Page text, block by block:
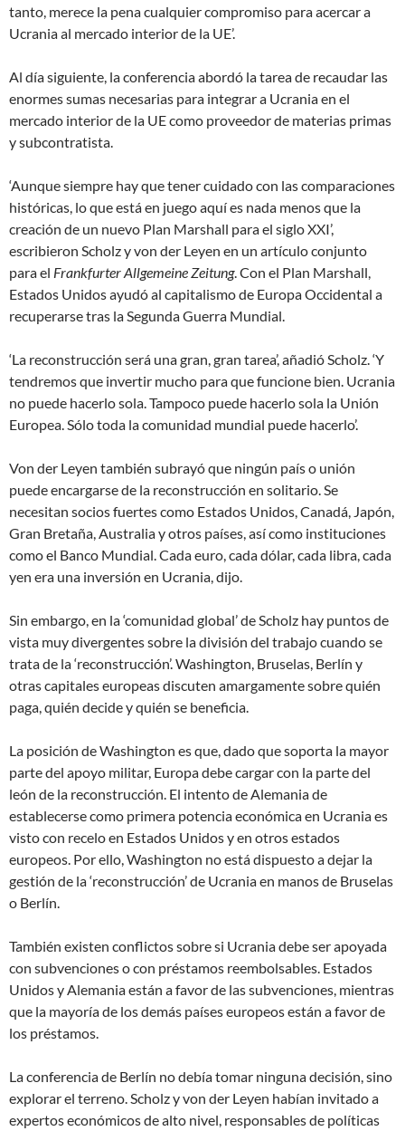
tanto, merece la pena cualquier compromiso para acercar a
Ucrania al mercado interior de la UE’.
Al día siguiente, la conferencia abordó la tarea de recaudar las
enormes sumas necesarias para integrar a Ucrania en el
mercado interior de la UE como proveedor de materias primas
y subcontratista.
‘Aunque siempre hay que tener cuidado con las comparaciones
históricas, lo que está en juego aquí es nada menos que la
creación de un nuevo Plan Marshall para el siglo XXI’,
escribieron Scholz y von der Leyen en un artículo conjunto
para el Frankfurter Allgemeine Zeitung. Con el Plan Marshall,
Estados Unidos ayudó al capitalismo de Europa Occidental a
recuperarse tras la Segunda Guerra Mundial.
‘La reconstrucción será una gran, gran tarea’, añadió Scholz. ‘Y
tendremos que invertir mucho para que funcione bien. Ucrania
no puede hacerlo sola. Tampoco puede hacerlo sola la Unión
Europea. Sólo toda la comunidad mundial puede hacerlo’.
Von der Leyen también subrayó que ningún país o unión
puede encargarse de la reconstrucción en solitario. Se
necesitan socios fuertes como Estados Unidos, Canadá, Japón,
Gran Bretaña, Australia y otros países, así como instituciones
como el Banco Mundial. Cada euro, cada dólar, cada libra, cada
yen era una inversión en Ucrania, dijo.
Sin embargo, en la ‘comunidad global’ de Scholz hay puntos de
vista muy divergentes sobre la división del trabajo cuando se
trata de la ‘reconstrucción’. Washington, Bruselas, Berlín y
otras capitales europeas discuten amargamente sobre quién
paga, quién decide y quién se beneficia.
La posición de Washington es que, dado que soporta la mayor
parte del apoyo militar, Europa debe cargar con la parte del
león de la reconstrucción. El intento de Alemania de
establecerse como primera potencia económica en Ucrania es
visto con recelo en Estados Unidos y en otros estados
europeos. Por ello, Washington no está dispuesto a dejar la
gestión de la ‘reconstrucción’ de Ucrania en manos de Bruselas
o Berlín.
También existen conflictos sobre si Ucrania debe ser apoyada
con subvenciones o con préstamos reembolsables. Estados
Unidos y Alemania están a favor de las subvenciones, mientras
que la mayoría de los demás países europeos están a favor de
los préstamos.
La conferencia de Berlín no debía tomar ninguna decisión, sino
explorar el terreno. Scholz y von der Leyen habían invitado a
expertos económicos de alto nivel, responsables de políticas